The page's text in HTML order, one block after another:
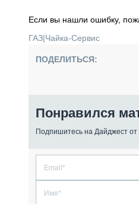
Если вы нашли ошибку,
ГАЗ|Чайка-Сервис
ПОДЕЛИТЬСЯ:
Понравился
Подпишитесь на Дайджест от